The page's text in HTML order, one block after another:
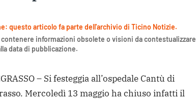
questo articolo fa parte dell'archivio di Ticino Notizie.
informazioni obsolete o visioni da contestualizzare
data di pubblicazione.
– Si festeggia all’ospedale Cantù di
Mercoledì 13 maggio ha chiuso infatti il